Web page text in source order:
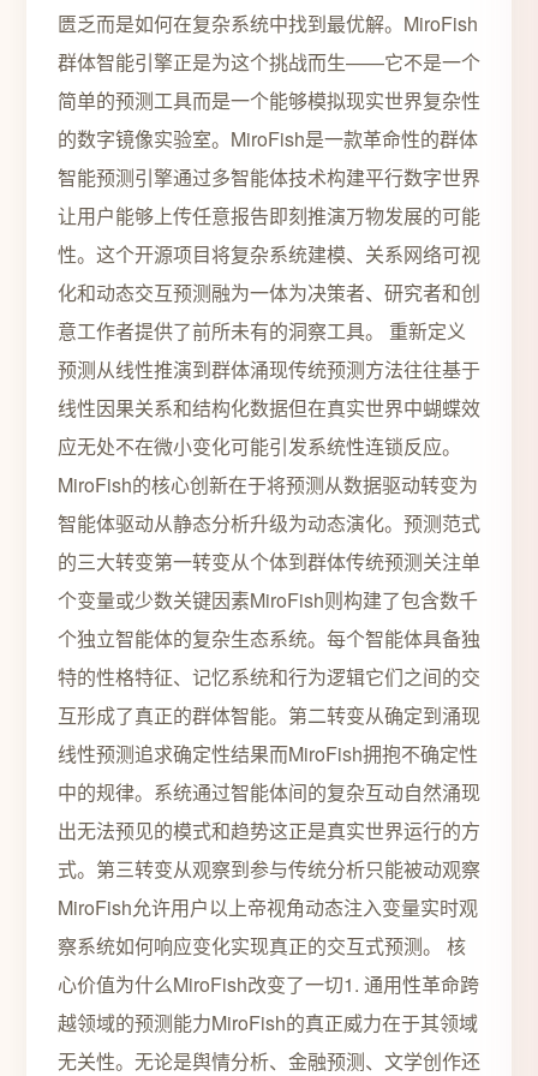
匮乏而是如何在复杂系统中找到最优解。MiroFish
群体智能引擎正是为这个挑战而生——它不是一个
简单的预测工具而是一个能够模拟现实世界复杂性
的数字镜像实验室。MiroFish是一款革命性的群体
智能预测引擎通过多智能体技术构建平行数字世界
让用户能够上传任意报告即刻推演万物发展的可能
性。这个开源项目将复杂系统建模、关系网络可视
化和动态交互预测融为一体为决策者、研究者和创
意工作者提供了前所未有的洞察工具。 重新定义
预测从线性推演到群体涌现传统预测方法往往基于
线性因果关系和结构化数据但在真实世界中蝴蝶效
应无处不在微小变化可能引发系统性连锁反应。
MiroFish的核心创新在于将预测从数据驱动转变为
智能体驱动从静态分析升级为动态演化。预测范式
的三大转变第一转变从个体到群体传统预测关注单
个变量或少数关键因素MiroFish则构建了包含数千
个独立智能体的复杂生态系统。每个智能体具备独
特的性格特征、记忆系统和行为逻辑它们之间的交
互形成了真正的群体智能。第二转变从确定到涌现
线性预测追求确定性结果而MiroFish拥抱不确定性
中的规律。系统通过智能体间的复杂互动自然涌现
出无法预见的模式和趋势这正是真实世界运行的方
式。第三转变从观察到参与传统分析只能被动观察
MiroFish允许用户以上帝视角动态注入变量实时观
察系统如何响应变化实现真正的交互式预测。 核
心价值为什么MiroFish改变了一切1. 通用性革命跨
越领域的预测能力MiroFish的真正威力在于其领域
无关性。无论是舆情分析、金融预测、文学创作还